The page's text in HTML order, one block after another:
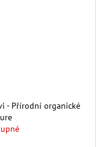
- Přírodní organické